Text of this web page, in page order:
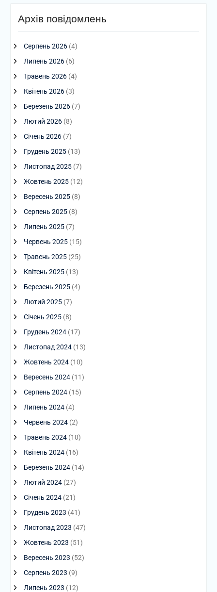
Архів повідомлень
Серпень 2026(4)
Липень 2026(6)
Травень 2026(4)
Квітень 2026(3)
Березень 2026(7)
Лютий 2026(8)
Січень 2026(7)
Грудень 2025(13)
Листопад 2025(7)
Жовтень 2025(12)
Вересень 2025(8)
Серпень 2025(8)
Липень 2025(7)
Червень 2025(15)
Травень 2025(25)
Квітень 2025(13)
Березень 2025(4)
Лютий 2025(7)
Січень 2025(8)
Грудень 2024(17)
Листопад 2024(13)
Жовтень 2024(10)
Вересень 2024(11)
Серпень 2024(15)
Липень 2024(4)
Червень 2024(2)
Травень 2024(10)
Квітень 2024(16)
Березень 2024(14)
Лютий 2024(27)
Січень 2024(21)
Грудень 2023 (41)
Листопад 2023 (47)
Жовтень 2023 (51)
Вересень 2023 (52)
Серпень 2023 (9)
Липень 2023 (12)